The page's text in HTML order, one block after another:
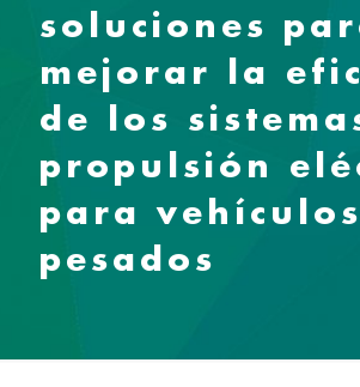
soluciones
mejorar la
de los
propulsión
para vehículos
pesados